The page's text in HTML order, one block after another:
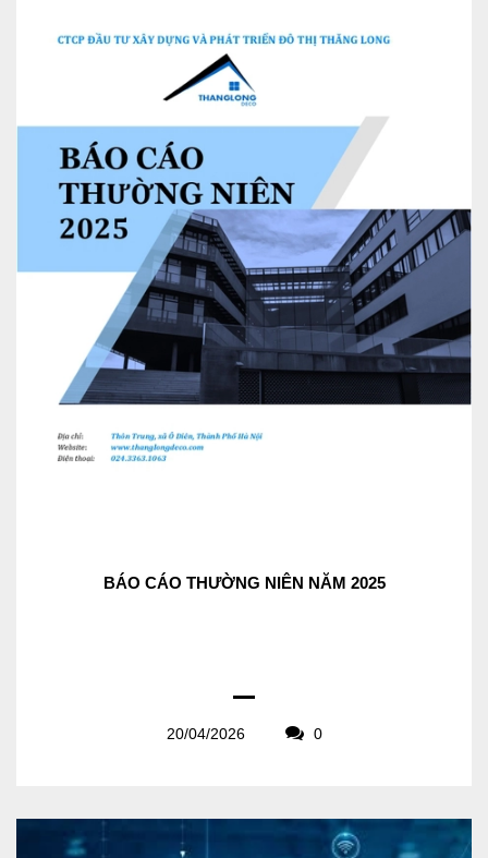
BÁO CÁO THƯỜNG NIÊN NĂM 2025
20/04/2026 0